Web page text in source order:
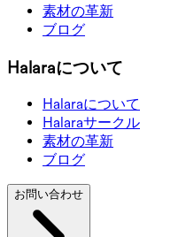
素材の革新
ブログ
Halaraについて
Halaraについて
Halaraサークル
素材の革新
ブログ
お問い合わせ